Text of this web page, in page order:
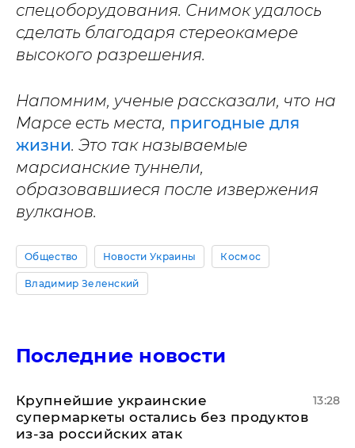
спецоборудования. Снимок удалось
сделать благодаря стереокамере
высокого разрешения.
Напомним, ученые рассказали, что на
Марсе есть места, пригодные для
жизни. Это так называемые
марсианские туннели,
образовавшиеся после извержения
вулканов.
Общество Новости Украины Космос
Владимир Зеленский
Последние новости
Крупнейшие украинские
супермаркеты остались без продуктов
из-за российских атак
13:28